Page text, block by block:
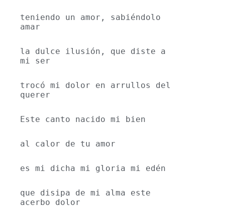
teniendo un amor, sabiéndolo
amar
la dulce ilusión, que diste a
mi ser
trocó mi dolor en arrullos del
querer
Este canto nacido mi bien
al calor de tu amor
es mi dicha mi gloria mi edén
que disipa de mi alma este
acerbo dolor